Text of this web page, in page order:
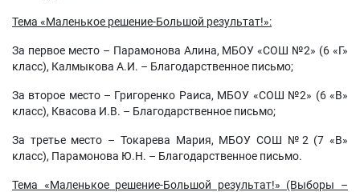
Тема «Маленькое решение-Большой результат!»:
За первое место – Парамонова Алина, МБОУ «СОШ №2» (6 «Г»
класс), Калмыкова А.И. – Благодарственное письмо;
За второе место – Григоренко Раиса, МБОУ «СОШ №2» (6 «В»
класс), Квасова И.В. – Благодарственное письмо;
За третье место – Токарева Мария, МБОУ СОШ №2 (7 «В»
класс), Парамонова Ю.Н. – Благодарственное письмо.
Тема «Маленькое решение-Большой результат!» (Выборы –